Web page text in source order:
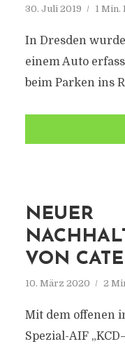
30. Juli 2019 1 Min.
In Dresden
einem Auto
beim Parken ins
NEUER
VON
10. März 2020 2
Mit dem offenen
Spezial-AIF